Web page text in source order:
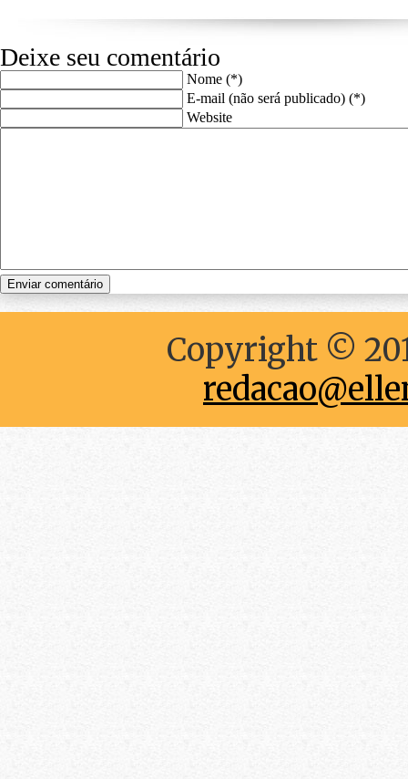
Deixe seu comentário
Nome (*)
E-mail (não será publicado) (*)
Website
Copyright ©